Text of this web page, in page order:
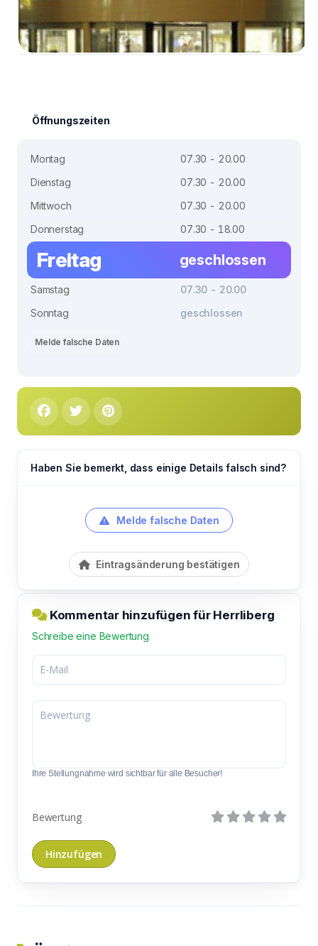
Öffnungszeiten
Montag
07.30 - 20.00
Dienstag
07.30 - 20.00
Mittwoch
07.30 - 20.00
Donnerstag
07.30 - 18.00
Freitag geschlossen
Samstag
07.30 - 20.00
Sonntag
geschlossen
Melde falsche Daten
Haben Sie bemerkt, dass einige Details falsch sind?
Melde falsche Daten
Eintragsänderung bestätigen
Kommentar hinzufügen für Herrliberg
Schreibe eine Bewertung
Ihre Stellungnahme wird sichtbar für alle Besucher!
Bewertung